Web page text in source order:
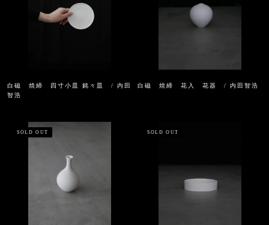
白磁 焼締 四寸小皿 銘々皿 / 内田
智浩
白磁 焼締 花入 花器 / 内田智浩
SOLD OUT SOLD OUT